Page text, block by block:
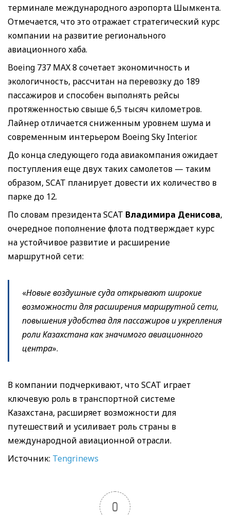
терминале международного аэропорта Шымкента.
Отмечается, что это отражает стратегический курс
компании на развитие регионального
авиационного хаба.
Boeing 737 MAX 8 сочетает экономичность и
экологичность, рассчитан на перевозку до 189
пассажиров и способен выполнять рейсы
протяженностью свыше 6,5 тысяч километров.
Лайнер отличается сниженным уровнем шума и
современным интерьером Boeing Sky Interior.
До конца следующего года авиакомпания ожидает
поступления еще двух таких самолетов — таким
образом, SCAT планирует довести их количество в
парке до 12.
По словам президента SCAT Владимира Денисова,
очередное пополнение флота подтверждает курс
на устойчивое развитие и расширение
маршрутной сети:
«Новые воздушные суда открывают широкие
возможности для расширения маршрутной сети,
повышения удобства для пассажиров и укрепления
роли Казахстана как значимого авиационного
центра».
В компании подчеркивают, что SCAT играет
ключевую роль в транспортной системе
Казахстана, расширяет возможности для
путешествий и усиливает роль страны в
международной авиационной отрасли.
Источник: Tengrinews
0